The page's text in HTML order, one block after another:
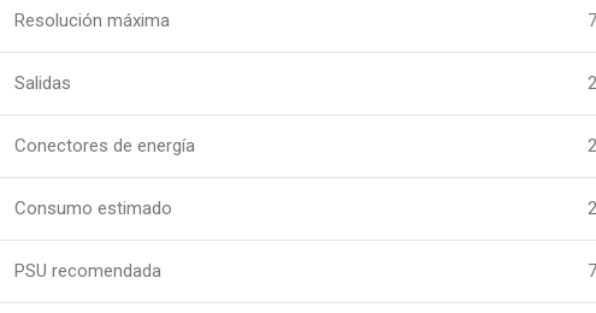
Resolución máxima
Salidas
Conectores de energía
Consumo estimado
PSU recomendada